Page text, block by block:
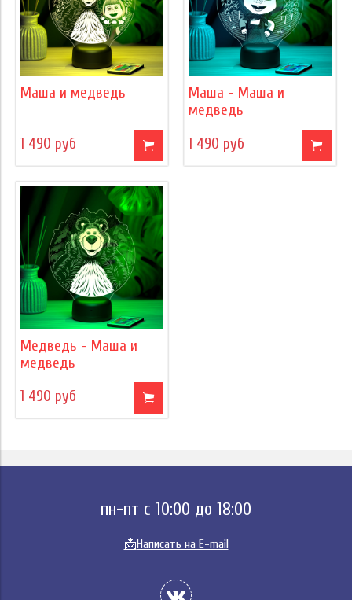
Маша и медведь
1 490 руб
Маша - Маша и
медведь
1 490 руб
Медведь - Маша и
медведь
1 490 руб
пн-пт с 10:00 до 18:00
📩Написать на E-mail